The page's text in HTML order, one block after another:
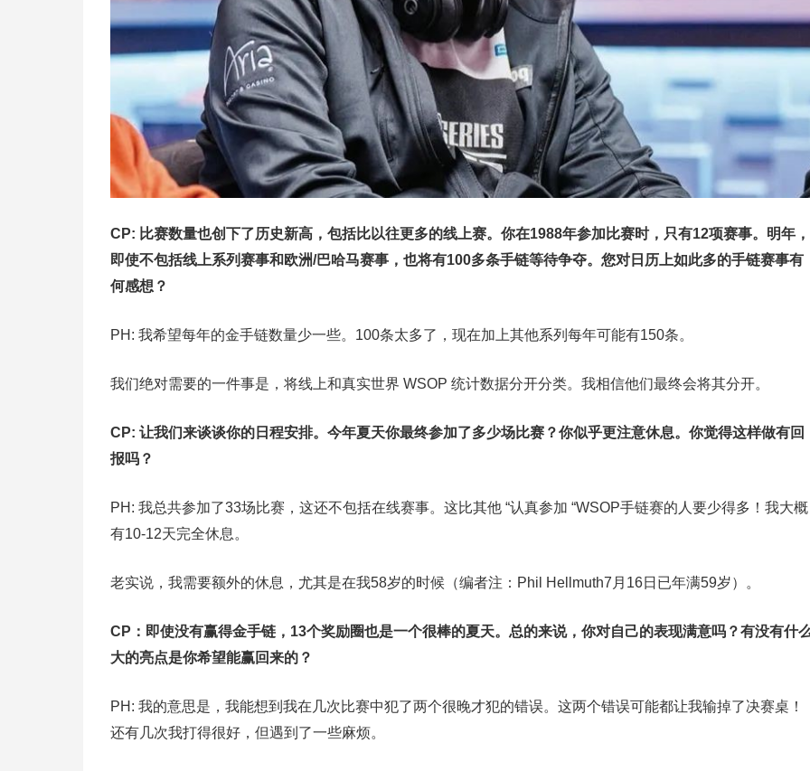
CP: 比赛数量也创下了历史新高，包括比以往更多的线上赛。你在1988年参加比赛时，只有12项赛事。明年，
即使不包括线上系列赛事和欧洲/巴哈马赛事，也将有100多条手链等待争夺。您对日历上如此多的手链赛事有
何感想？
PH: 我希望每年的金手链数量少一些。100条太多了，现在加上其他系列每年可能有150条。
我们绝对需要的一件事是，将线上和真实世界 WSOP 统计数据分开分类。我相信他们最终会将其分开。
CP: 让我们来谈谈你的日程安排。今年夏天你最终参加了多少场比赛？你似乎更注意休息。你觉得这样做有回
报吗？
PH: 我总共参加了33场比赛，这还不包括在线赛事。这比其他 “认真参加 “WSOP手链赛的人要少得多！我大概
有10-12天完全休息。
老实说，我需要额外的休息，尤其是在我58岁的时候（编者注：Phil Hellmuth7月16日已年满59岁）。
CP：即使没有赢得金手链，13个奖励圈也是一个很棒的夏天。总的来说，你对自己的表现满意吗？有没有什
大的亮点是你希望能赢回来的？
PH: 我的意思是，我能想到我在几次比赛中犯了两个很晚才犯的错误。这两个错误可能都让我输掉了决赛桌！
还有几次我打得很好，但遇到了一些麻烦。